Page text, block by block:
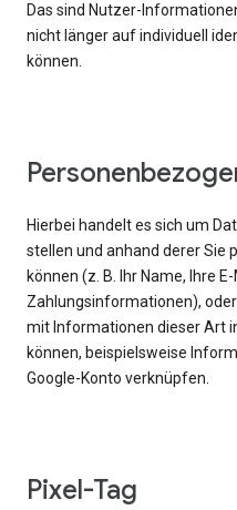
Das sind Nutzer-
nicht länger auf individuell
können.
Hierbei handelt es sich um
stellen und anhand derer Sie
können (z. B. Ihr Name, Ihre
Zahlungsinformationen),
mit Informationen dieser Art
können, beispielsweise
Google-Konto verknüpfen.
Pixel-Tag